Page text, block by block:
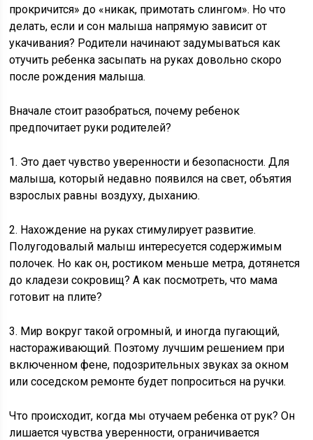
прокричится» до «никак, примотать слингом». Но что
делать, если и сон малыша напрямую зависит от
укачивания? Родители начинают задумываться как
отучить ребенка засыпать на руках довольно скоро
после рождения малыша.
Вначале стоит разобраться, почему ребенок
предпочитает руки родителей?
1. Это дает чувство уверенности и безопасности. Для
малыша, который недавно появился на свет, объятия
взрослых равны воздуху, дыханию.
2. Нахождение на руках стимулирует развитие.
Полугодовалый малыш интересуется содержимым
полочек. Но как он, ростиком меньше метра, дотянется
до кладези сокровищ? А как посмотреть, что мама
готовит на плите?
3. Мир вокруг такой огромный, и иногда пугающий,
настораживающий. Поэтому лучшим решением при
включенном фене, подозрительных звуках за окном
или соседском ремонте будет попроситься на ручки.
Что происходит, когда мы отучаем ребенка от рук? Он
лишается чувства уверенности, ограничивается